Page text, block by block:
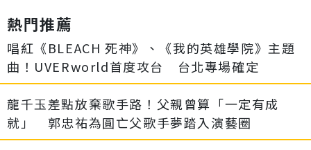
熱門推薦
唱紅《BLEACH 死神》、《我的英雄學院》主題
曲！UVERworld首度攻台 台北專場確定
龍千玉差點放棄歌手路！父親曾算「一定有成
就」 郭忠祐為圓亡父歌手夢踏入演藝圈